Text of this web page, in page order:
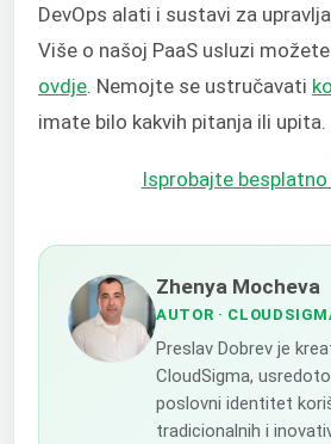
DevOps alati i sustavi za
Više o našoj PaaS usluzi
ovdje. Nemojte se ustručavati
imate bilo kakvih pitanja ili upita.
Isprobajte besplatno
Zhenya Mocheva
AUTOR ·
Preslav Dobrev je
CloudSigma,
poslovni identitet
tradicionalnih i